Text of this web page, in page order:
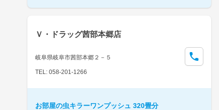
Ｖ・ドラッグ茜部本郷店
岐阜県岐阜市茜部本郷２－５
TEL: 058-201-1266
お部屋の虫キラーワンプッシュ 320畳分